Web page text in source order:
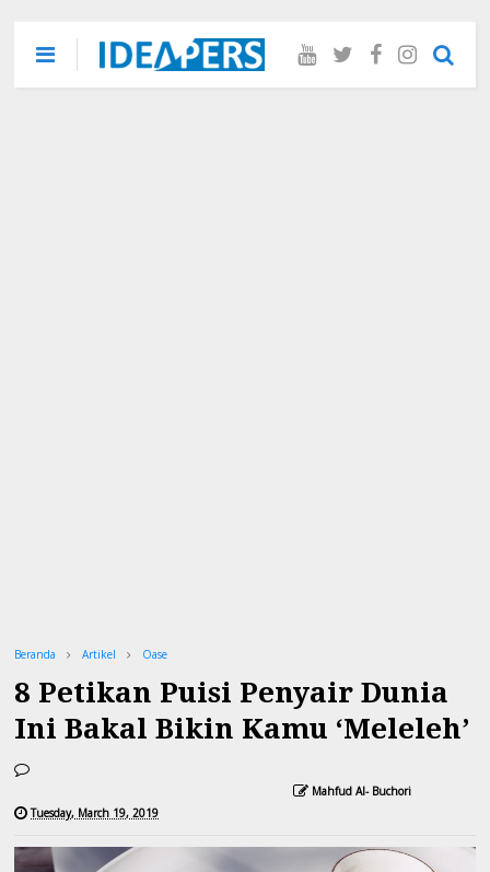
Beranda Artikel Oase
8 Petikan Puisi Penyair Dunia
Ini Bakal Bikin Kamu ‘Meleleh’
Mahfud Al- Buchori
Tuesday, March 19, 2019